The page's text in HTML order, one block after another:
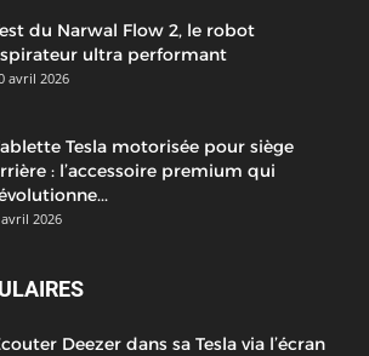
du Narwal Flow 2, le robot
ultra performant
avril 2026
Tesla motorisée pour siège
: l’accessoire premium qui
2026
Deezer dans sa Tesla via l’écran